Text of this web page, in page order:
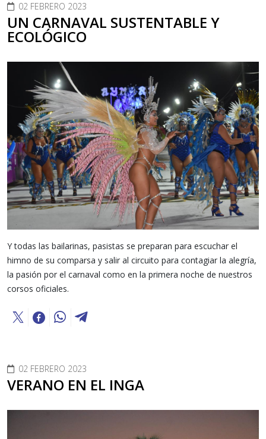
02 FEBRERO 2023
UN CARNAVAL SUSTENTABLE Y
ECOLÓGICO
Y todas las bailarinas, pasistas se preparan para escuchar el
himno de su comparsa y salir al circuito para contagiar la alegría,
la pasión por el carnaval como en la primera noche de nuestros
corsos oficiales.
02 FEBRERO 2023
VERANO EN EL INGA